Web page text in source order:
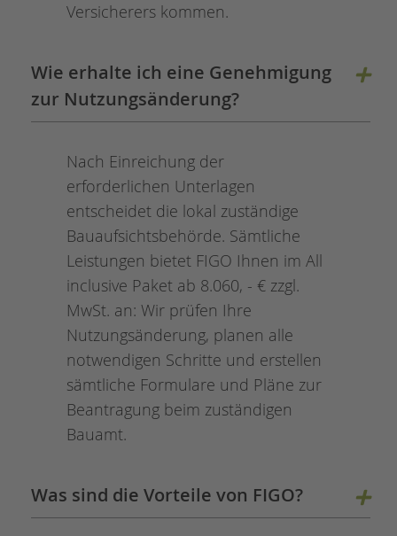
Versicherers kommen.
Wie erhalte ich eine Genehmigung
zur Nutzungsänderung?
Nach Einreichung der
erforderlichen Unterlagen
entscheidet die lokal zuständige
Bauaufsichtsbehörde. Sämtliche
Leistungen bietet FIGO Ihnen im All
inclusive Paket ab 8.060, - € zzgl.
MwSt. an: Wir prüfen Ihre
Nutzungsänderung, planen alle
notwendigen Schritte und erstellen
sämtliche Formulare und Pläne zur
Beantragung beim zuständigen
Bauamt.
Was sind die Vorteile von FIGO?